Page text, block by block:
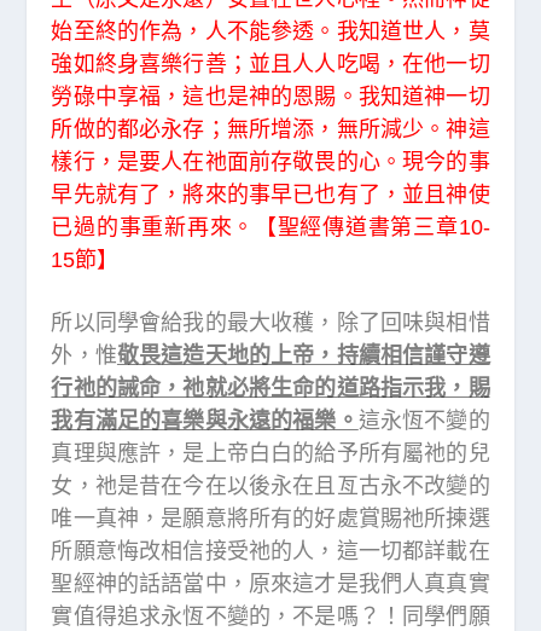
始至終的作為，人不能參透。我知道世人，莫
強如終身喜樂行善；並且人人吃喝，在他一切
勞碌中享福，這也是神的恩賜。我知道神一切
所做的都必永存；無所增添，無所減少。神這
樣行，是要人在祂面前存敬畏的心。現今的事
早先就有了，將來的事早已也有了，並且神使
已過的事重新再來。【聖經傳道書第三章10-
15節】
所以同學會給我的最大收穫，除了回味與相惜
外，惟敬畏這造天地的上帝，持續相信謹守遵
行祂的誡命，祂就必將生命的道路指示我，賜
我有滿足的喜樂與永遠的福樂。 這永恆不變的
真理與應許，是上帝白白的給予所有屬祂的兒
女，祂是昔在今在以後永在且亙古永不改變的
唯一真神，是願意將所有的好處賞賜祂所揀選
所願意悔改相信接受祂的人，這一切都詳載在
聖經神的話語當中，原來這才是我們人真真實
實值得追求永恆不變的，不是嗎？！同學們願